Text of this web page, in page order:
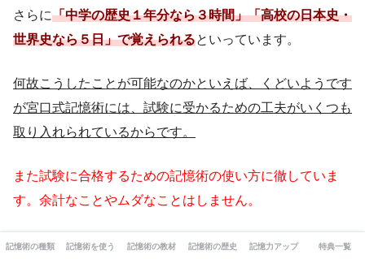
さらに「中学の歴史１年分なら３時間」「高校の日本史・
世界史なら５日」で覚えられるといっています。
何故こうしたことが可能なのかといえば、くどいようです
が宮口式記憶術には、試験に受かるための工夫がいくつも
取り入れられているからです。
また試験に合格するための記憶術の使い方に徹していま
す。余計なことやムダなことはしません。
宮口式記憶術は、長年、工夫と改良をほどこして、学校の
記憶術の種類 記憶術を使う 記憶術の教材 記憶術の歴史 記憶力アップ 特典一覧